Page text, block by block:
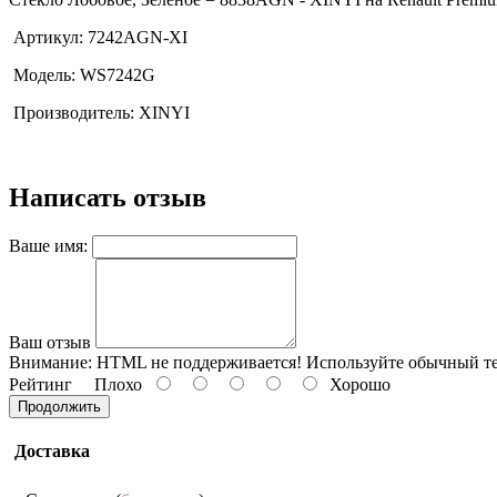
Артикул: 7242AGN-XI
Модель: WS7242G
Производитель: XINYI
Написать отзыв
Ваше имя:
Ваш отзыв
Внимание: HTML не поддерживается! Используйте обычный
Рейтинг Плохо Хорошо
Продолжить
Доставка